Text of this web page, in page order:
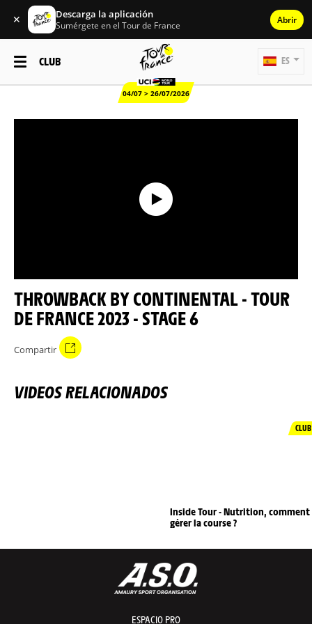
✕ Descarga la aplicación
Sumérgete en el Tour de France Abrir
CLUB
04/07 > 26/07/2026
ES
THROWBACK BY CONTINENTAL - TOUR
DE FRANCE 2023 - STAGE 6
Compartir
VIDEOS RELACIONADOS
CLUB
Inside Tour - Nutrition, comment
gérer la course ?
ESPACIO PRO